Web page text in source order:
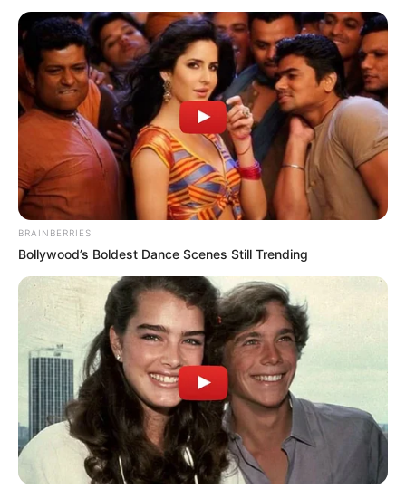
Gugudan
8
fans love
VOTE
Debut: Asal:
BRAINBERRIES
Bollywood’s Boldest Dance Scenes Still Trending